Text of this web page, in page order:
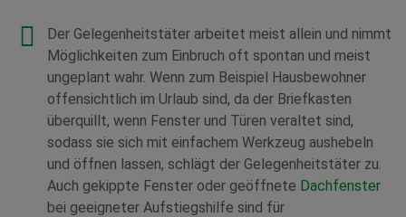
Der Gelegenheitstäter arbeitet meist allein und nimmt
Möglichkeiten zum Einbruch oft spontan und meist
ungeplant wahr. Wenn zum Beispiel Hausbewohner
offensichtlich im Urlaub sind, da der Briefkasten
überquillt, wenn Fenster und Türen veraltet sind,
sodass sie sich mit einfachem Werkzeug aushebeln
und öffnen lassen, schlägt der Gelegenheitstäter zu.
Auch gekippte Fenster oder geöffnete Dachfenster
bei geeigneter Aufstiegshilfe sind für